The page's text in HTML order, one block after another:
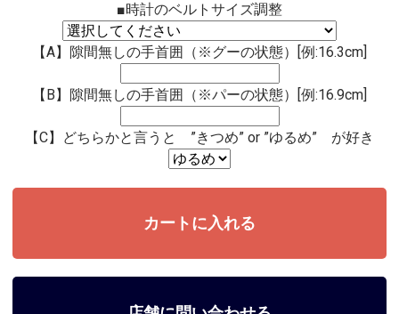
■時計のベルトサイズ調整
【A】隙間無しの手首囲（※グーの状態）[例:16.3cm]
【B】隙間無しの手首囲（※パーの状態）[例:16.9cm]
【C】どちらかと言うと ”きつめ” or ”ゆるめ” が好き